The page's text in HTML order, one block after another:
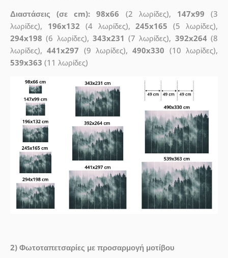
Διαστάσεις (σε cm): 98x66 (2 λωρίδες), 147x99 (3
λωρίδες), 196x132 (4 λωρίδες),245x165 (5 λωρίδες),
294x198 (6 λωρίδες), 343x231 (7 λωρίδες), 392x264(8
λωρίδες),441x297 (9 λωρίδες),490x330 (10 λωρίδες),
539x363 (11 λωρίδες)
2) Φωτοταπετσαρίες με προσαρμογή μοτίβου